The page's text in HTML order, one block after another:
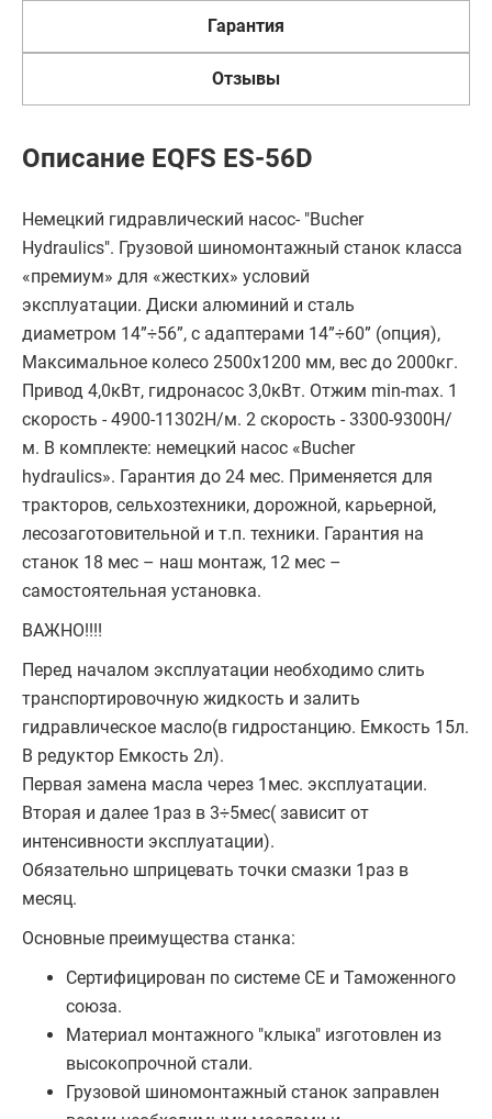
Гарантия
Отзывы
Описание EQFS ES-56D
Немецкий гидравлический насос- "Bucher
Hydraulics". Грузовой шиномонтажный станок класса
«премиум» для «жестких» условий
эксплуатации. Диски алюминий и сталь
диаметром 14”÷56”, с адаптерами 14”÷60” (опция),
Максимальное колесо 2500х1200 мм, вес до 2000кг.
Привод 4,0кВт, гидронасос 3,0кВт. Отжим min-max. 1
скорость - 4900-11302Н/м. 2 скорость - 3300-9300Н/
м. В комплекте: немецкий насос «Bucher
hydraulics». Гарантия до 24 мес. Применяется для
тракторов, сельхозтехники, дорожной, карьерной,
лесозаготовительной и т.п. техники. Гарантия на
станок 18 мес – наш монтаж, 12 мес –
самостоятельная установка.
ВАЖНО!!!!
Перед началом эксплуатации необходимо слить
транспортировочную жидкость и залить
гидравлическое масло(в гидростанцию. Емкость 15л.
В редуктор Емкость 2л).
Первая замена масла через 1мес. эксплуатации.
Вторая и далее 1раз в 3÷5мес( зависит от
интенсивности эксплуатации).
Обязательно шприцевать точки смазки 1раз в
месяц.
Основные преимущества станка:
Сертифицирован по системе СЕ и Таможенного
союза.
Материал монтажного "клыка" изготовлен из
высокопрочной стали.
Грузовой шиномонтажный станок заправлен